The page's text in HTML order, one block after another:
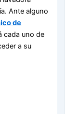
Ante alguno
de
cada uno de
a su